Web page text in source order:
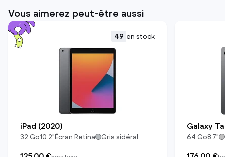
Vous aimerez peut-être aussi
49 en stock
iPad (2020)
32 Go10.2"Écran Retina Gris sidéral
Galaxy
64 Go8.7"